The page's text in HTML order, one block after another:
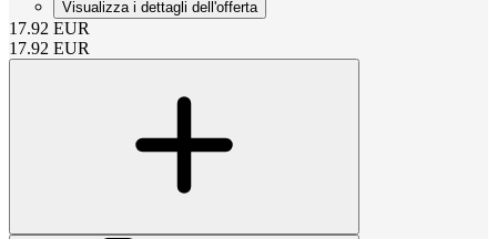
Visualizza i dettagli dell'offerta
17.92 EUR
17.92 EUR